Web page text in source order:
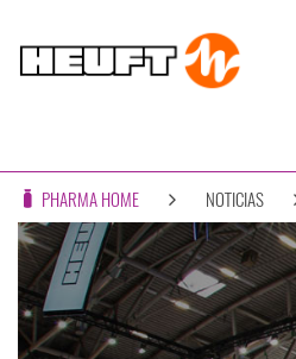
PHARMA HOME NOTICIAS